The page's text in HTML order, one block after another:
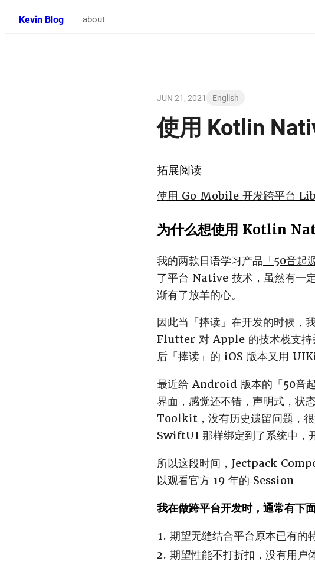
Kevin Blog about
JUN 21, 2021 English
使用 Kotlin
拓展阅读
使用 Go Mobile 开发跨平台
为什么想使用 Kotlin
我的两款日语学习产品 「50音起
了平台 Native 技术，虽然有一
渐有了放羊的心。
因此当「捧读」在开发的时候，
Flutter 对 Apple 的技术栈支持
后「捧读」的 iOS 版本又用
最近给 Android 版本的「50音
界面，感觉还不错，声明式，
Toolkit，没有历史遗留问题，
SwiftUI 那样绑定到了系统中，
所以这段时间，Jectpack
以观看官方 19 年的 Session
我在做跨平台开发时，通常有下
期望无缝结合平台原本已有的
期望性能不打折扣，没有用户